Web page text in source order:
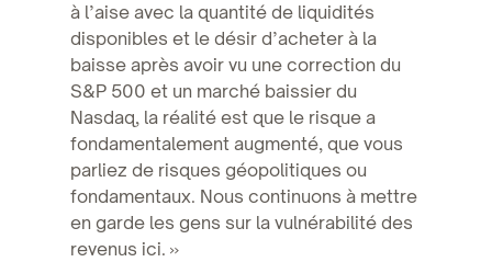
à l’aise avec la quantité de liquidités
disponibles et le désir d’acheter à la
baisse après avoir vu une correction du
S&P 500 et un marché baissier du
Nasdaq, la réalité est que le risque a
fondamentalement augmenté, que vous
parliez de risques géopolitiques ou
fondamentaux. Nous continuons à mettre
en garde les gens sur la vulnérabilité des
revenus ici. »